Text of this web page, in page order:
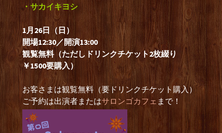
・サカイキヨシ
1月26日（日）
開場12:30／開演13:00
観覧無料（ただしドリンクチケット2枚綴り
￥1500要購入）
お客さまは観覧無料（要ドリンクチケット購入）
ご予約は出演者またはサロンゴカフェ まで！